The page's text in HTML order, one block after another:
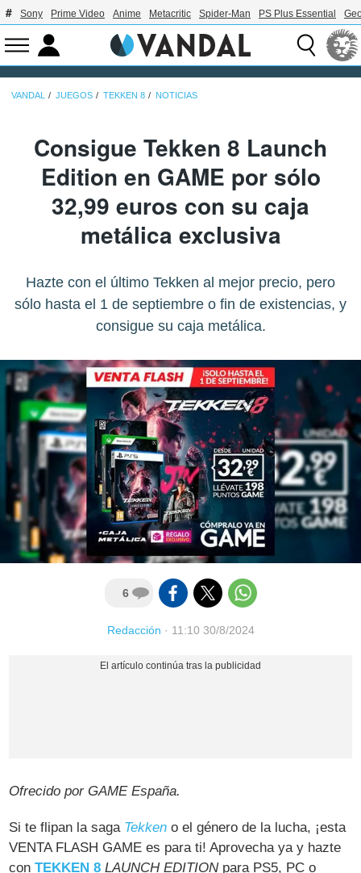
Sony Prime Video Anime Metacritic Spider-Man PS Plus Essential
VANDAL JUEGOS TEKKEN 8 NOTICIAS
Consigue Tekken 8 Launch
Edition en GAME por sólo
32,99 euros con su caja
metálica exclusiva
Hazte con el último Tekken al mejor precio, pero
sólo hasta el 1 de septiembre o fin de existencias, y
consigue su caja metálica.
6
Redacción · 11:10 30/8/2024
Ofrecido por GAME España.
Si te flipan la saga Tekken o el género de la lucha, ¡esta
VENTA FLASH GAME es para ti! Aprovecha ya y hazte
conTEKKEN 8 LAUNCH EDITIONpara PS5, PC o